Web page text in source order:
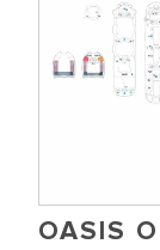
OASIS